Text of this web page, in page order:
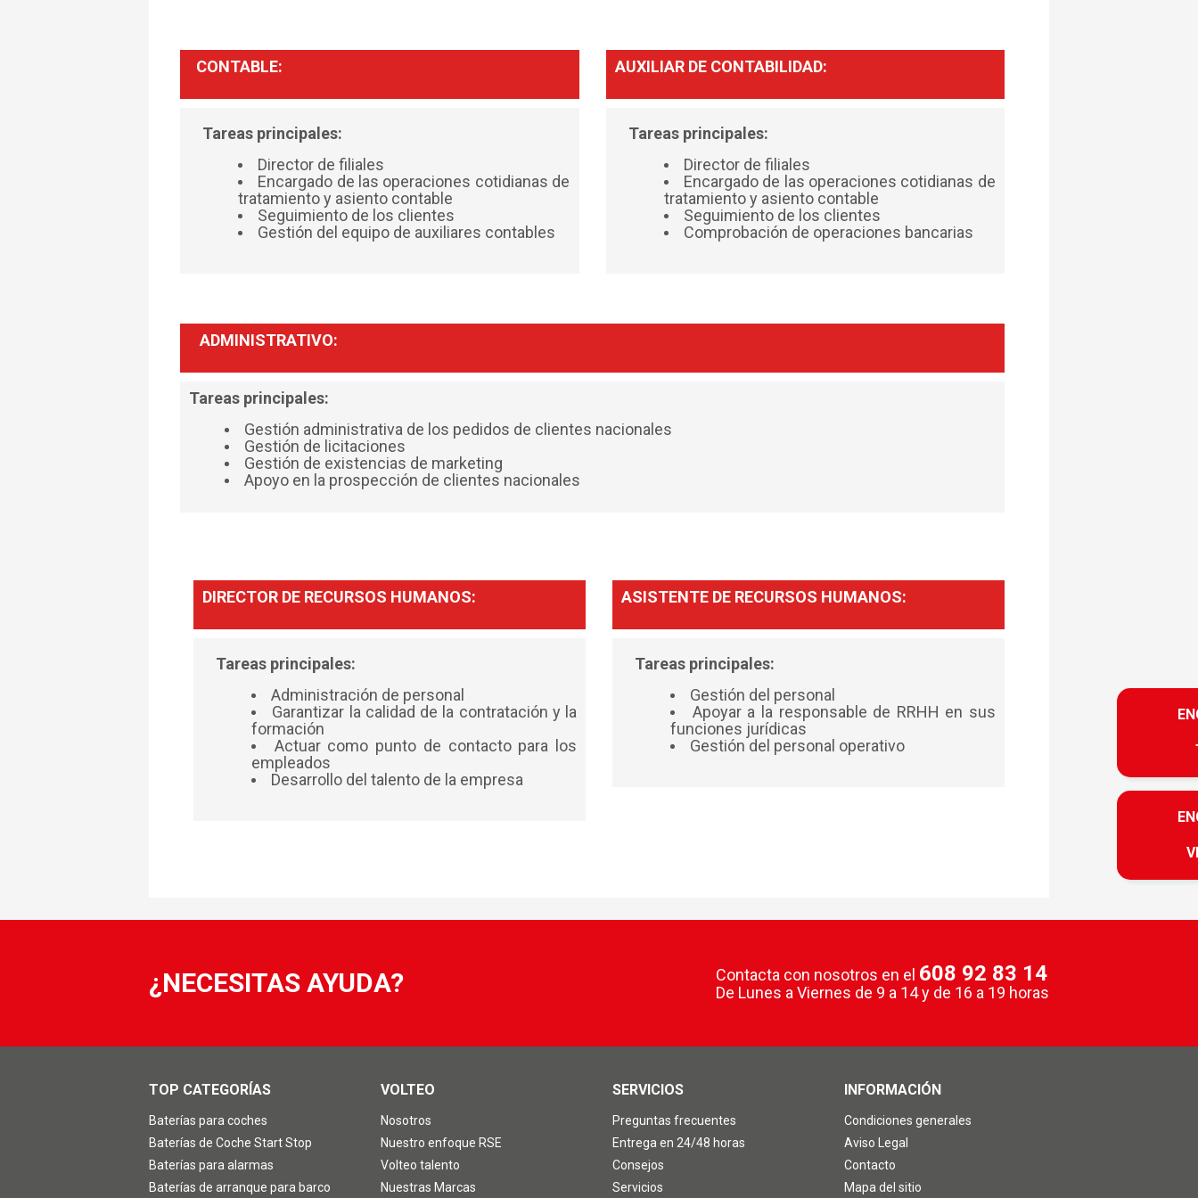
CONTABLE:
Tareas principales:
Director de filiales
Encargado de las operaciones cotidianas de
tratamiento y asiento contable
Seguimiento de los clientes
Gestión del equipo de auxiliares contables
AUXILIAR DE CONTABILIDAD:
Tareas principales:
Director de filiales
Encargado de las operaciones cotidianas de
tratamiento y asiento contable
Seguimiento de los clientes
Comprobación de operaciones bancarias
ADMINISTRATIVO:
Tareas principales:
Gestión administrativa de los pedidos de clientes nacionales
Gestión de licitaciones
Gestión de existencias de marketing
Apoyo en la prospección de clientes nacionales
DIRECTOR DE RECURSOS HUMANOS:
Tareas principales:
Administración de personal
Garantizar la calidad de la contratación y la
formación
Actuar como punto de contacto para los
empleados
Desarrollo del talento de la empresa
ASISTENTE DE RECURSOS HUMANOS:
Tareas principales:
Gestión del personal
Apoyar a la responsable de RRHH en sus
funciones jurídicas
Gestión del personal operativo
¿NECESITAS AYUDA? Contacta con nosotros en el 608 92 83 14
De Lunes a Viernes de 9 a 14 y de 16 a 19 horas
TOP CATEGORÍAS
Baterías para coches
Baterías de Coche Start Stop
Baterías para alarmas
Baterías de arranque para barco
VOLTEO
Nosotros
Nuestro enfoque RSE
Volteo talento
Nuestras Marcas
SERVICIOS
Preguntas frecuentes
Entrega en 24/48 horas
Consejos
Servicios
INFORMACIÓN
Condiciones generales
Aviso Legal
Contacto
Mapa del sitio